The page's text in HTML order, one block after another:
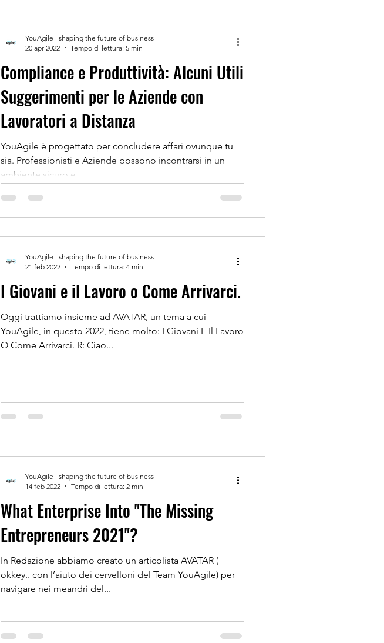
Compliance e Produttività: Alcuni Utili
Suggerimenti per le Aziende con
Lavoratori a Distanza
YouAgile è progettato per concludere affari ovunque tu
sia. Professionisti e Aziende possono incontrarsi in un
ambiente sicuro e...
YouAgile | shaping the future of business
20 apr 2022
Tempo di lettura: 5 min
I Giovani e il Lavoro o Come Arrivarci.
Oggi trattiamo insieme ad AVATAR, un tema a cui
YouAgile, in questo 2022, tiene molto: I Giovani E Il Lavoro
O Come Arrivarci. R: Ciao...
YouAgile | shaping the future of business
21 feb 2022
Tempo di lettura: 4 min
What Enterprise Into "The Missing
Entrepreneurs 2021"?
In Redazione abbiamo creato un articolista AVATAR (
okkey.. con l’aiuto dei cervelloni del Team YouAgile) per
navigare nei meandri del...
YouAgile | shaping the future of business
14 feb 2022
Tempo di lettura: 2 min